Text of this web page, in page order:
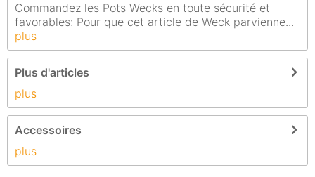
Commandez les Pots Wecks en toute sécurité et
favorables: Pour que cet article de Weck parvienne...
plus
Plus d'articles
plus
Accessoires
plus